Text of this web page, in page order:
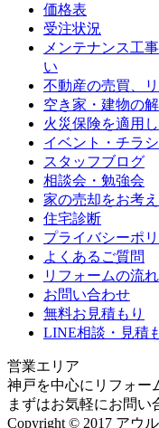
価格表
受注状況
メンテナンス工
い
不動産の売買、
空き家・建物の
火災保険を適用
イベント・チラシ
スタッフブログ
相談会・勉強会
家の売却をお考
住宅診断
プライバシーポ
よくあるご質問
リフォームの流れ
お問い合わせ
無料お見積もり
LINE相談・見積
営業エリア
神戸を中心にリフォー
まずはお気軽にお問い
Copyright © 2017 アウ